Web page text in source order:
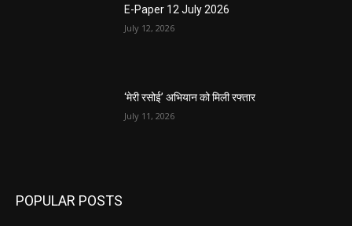
E-Paper 12 July 2026
July 12, 2026
‘मेरी रसोई’ अभियान को मिली रफ्तार
July 11, 2026
POPULAR POSTS